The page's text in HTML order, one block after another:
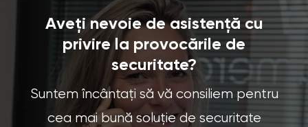
Aveți nevoie de asistență cu
privire la provocările de
securitate?
Suntem încântați să vă consiliem pentru
cea mai bună soluție de securitate